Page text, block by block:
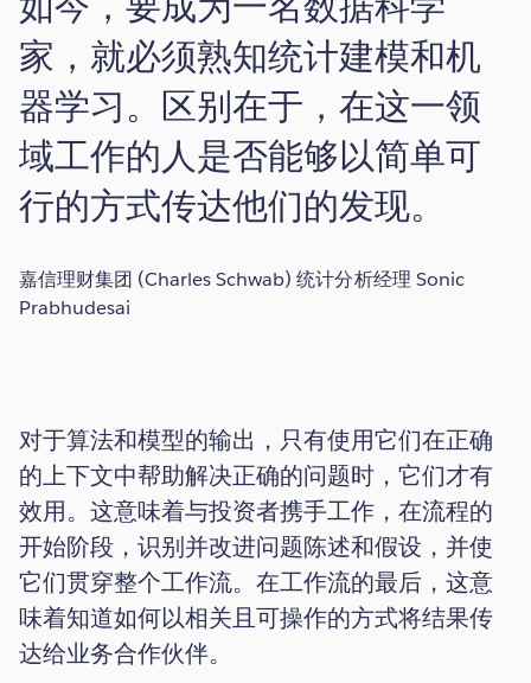
家，就必须熟知统计建模和机
器学习。区别在于，在这一领
域工作的人是否能够以简单可
行的方式传达他们的发现。
嘉信理财集团 (Charles Schwab) 统计分析经理 Sonic
Prabhudesai
对于算法和模型的输出，只有使用它们在正确
的上下文中帮助解决正确的问题时，它们才有
效用。这意味着与投资者携手工作，在流程的
开始阶段，识别并改进问题陈述和假设，并使
它们贯穿整个工作流。在工作流的最后，这意
味着知道如何以相关且可操作的方式将结果传
达给业务合作伙伴。